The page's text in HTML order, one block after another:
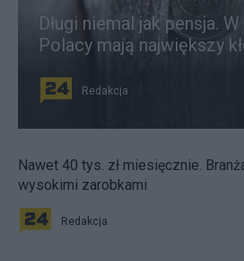
Długi niemal jak pensja.
Polacy mają największy
Redakcja
Nawet 40 tys. zł miesięcznie.
wysokimi zarobkami
Redakcja